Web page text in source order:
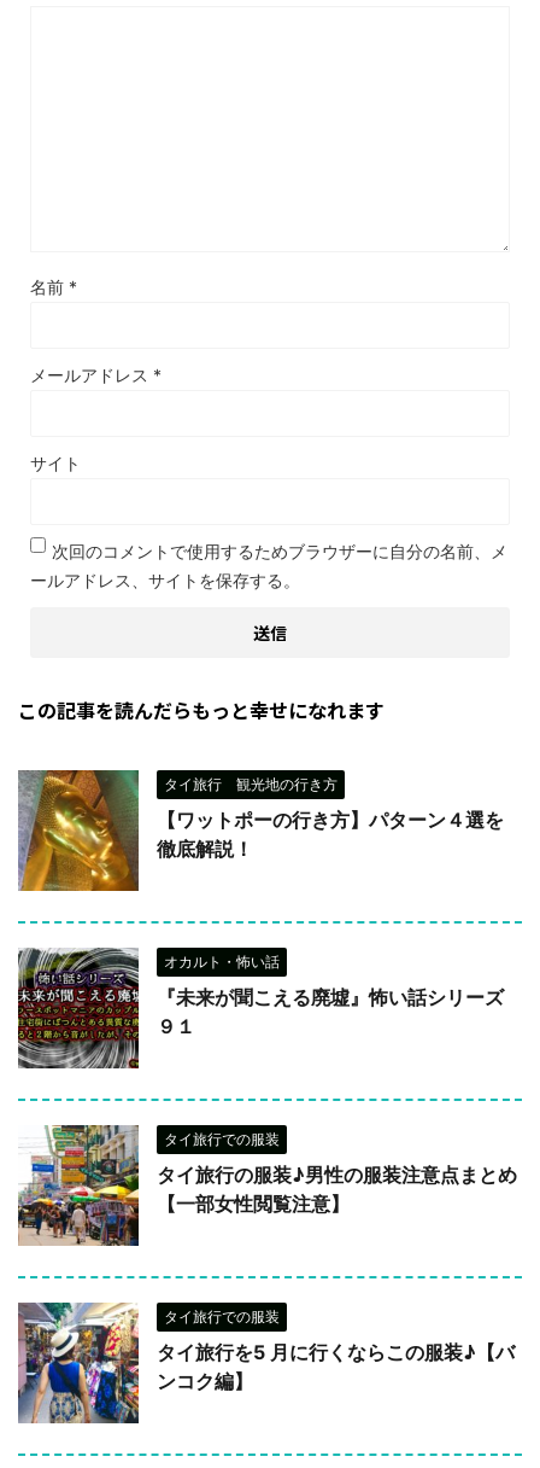
名前 *
メールアドレス *
サイト
次回のコメントで使用するためブラウザーに自分の名前、メ
ールアドレス、サイトを保存する。
この記事を読んだらもっと幸せになれます
タイ旅行 観光地の行き方
【ワットポーの行き方】パターン４選を
徹底解説！
オカルト・怖い話
『未来が聞こえる廃墟』怖い話シリーズ
９１
タイ旅行での服装
タイ旅行の服装♪男性の服装注意点まとめ
【一部女性閲覧注意】
タイ旅行での服装
タイ旅行を5 月に行くならこの服装♪【バ
ンコク編】